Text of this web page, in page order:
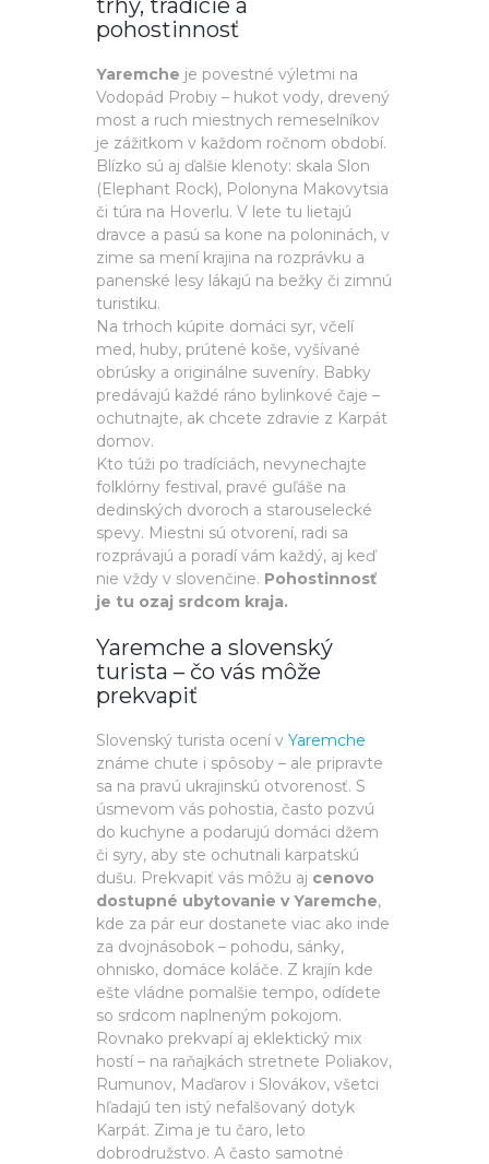
pohostinnosť
Yaremche je povestné výletmi na
Vodopád Probiy – hukot vody, drevený
most a ruch miestnych remeselníkov
je zážitkom v každom ročnom období.
Blízko sú aj ďalšie klenoty: skala Slon
(Elephant Rock), Polonyna Makovytsia
či túra na Hoverlu. V lete tu lietajú
dravce a pasú sa kone na poloninách, v
zime sa mení krajina na rozprávku a
panenské lesy lákajú na bežky či zimnú
turistiku.
Na trhoch kúpite domáci syr, včelí
med, huby, prútené koše, vyšívané
obrúsky a originálne suveníry. Babky
predávajú každé ráno bylinkové čaje –
ochutnajte, ak chcete zdravie z Karpát
domov.
Kto túži po tradíciách, nevynechajte
folklórny festival, pravé guľáše na
dedinských dvoroch a starouselecké
spevy. Miestni sú otvorení, radi sa
rozprávajú a poradí vám každý, aj keď
nie vždy v slovenčine. Pohostinnosť
je tu ozaj srdcom kraja.
Yaremche a slovenský
turista – čo vás môže
prekvapiť
Slovenský turista ocení v Yaremche
známe chute i spôsoby – ale pripravte
sa na pravú ukrajinskú otvorenosť. S
úsmevom vás pohostia, často pozvú
do kuchyne a podarujú domáci džem
či syry, aby ste ochutnali karpatskú
dušu. Prekvapiť vás môžu aj cenovo
dostupné ubytovanie v Yaremche,
kde za pár eur dostanete viac ako inde
za dvojnásobok – pohodu, sánky,
ohnisko, domáce koláče. Z krajín kde
ešte vládne pomalšie tempo, odídete
so srdcom naplneným pokojom.
Rovnako prekvapí aj eklektický mix
hostí – na raňajkách stretnete Poliakov,
Rumunov, Maďarov i Slovákov, všetci
hľadajú ten istý nefalšovaný dotyk
Karpát. Zima je tu čaro, leto
dobrodružstvo. A často samotné